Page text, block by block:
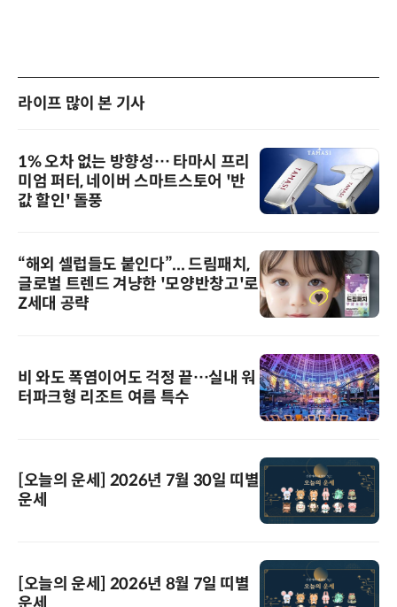
라이프 많이 본 기사
1% 오차 없는 방향성… 타마시 프리
미엄 퍼터, 네이버 스마트스토어 '반
값 할인' 돌풍
“해외 셀럽들도 붙인다”... 드림패치,
글로벌 트렌드 겨냥한 '모양반창고'로
Z세대 공략
비 와도 폭염이어도 걱정 끝…실내 워
터파크형 리조트 여름 특수
[오늘의 운세] 2026년 7월 30일 띠별
운세
[오늘의 운세] 2026년 8월 7일 띠별